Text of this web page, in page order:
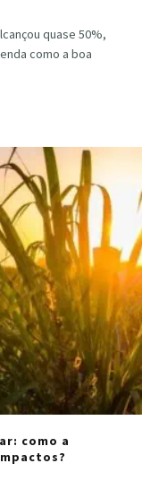
quase 50%,
como a boa
como a